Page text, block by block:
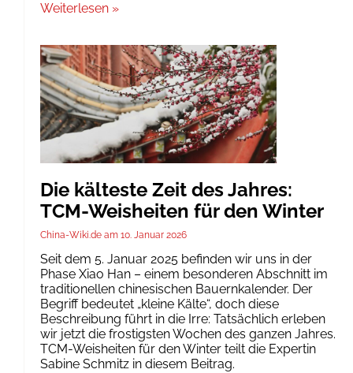
Weiterlesen »
Die kälteste Zeit des Jahres:
TCM-Weisheiten für den Winter
China-Wiki.de 10. Januar 2026
Seit dem 5. Januar 2025 befinden wir uns in der
Phase Xiao Han – einem besonderen Abschnitt im
traditionellen chinesischen Bauernkalender. Der
Begriff bedeutet „kleine Kälte“, doch diese
Beschreibung führt in die Irre: Tatsächlich erleben
wir jetzt die frostigsten Wochen des ganzen Jahres.
TCM-Weisheiten für den Winter teilt die Expertin
Sabine Schmitz in diesem Beitrag.